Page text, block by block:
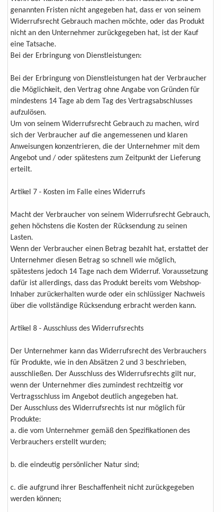
genannten Fristen nicht angegeben hat, dass er von seinem
Widerrufsrecht Gebrauch machen möchte, oder das Produkt
nicht an den Unternehmer zurückgegeben hat, ist der Kauf
eine Tatsache.
Bei der Erbringung von Dienstleistungen:
Bei der Erbringung von Dienstleistungen hat der Verbraucher
die Möglichkeit, den Vertrag ohne Angabe von Gründen für
mindestens 14 Tage ab dem Tag des Vertragsabschlusses
aufzulösen.
Um von seinem Widerrufsrecht Gebrauch zu machen, wird
sich der Verbraucher auf die angemessenen und klaren
Anweisungen konzentrieren, die der Unternehmer mit dem
Angebot und / oder spätestens zum Zeitpunkt der Lieferung
erteilt.
Artikel 7 - Kosten im Falle eines Widerrufs
Macht der Verbraucher von seinem Widerrufsrecht Gebrauch,
gehen höchstens die Kosten der Rücksendung zu seinen
Lasten.
Wenn der Verbraucher einen Betrag bezahlt hat, erstattet der
Unternehmer diesen Betrag so schnell wie möglich,
spätestens jedoch 14 Tage nach dem Widerruf. Voraussetzung
dafür ist allerdings, dass das Produkt bereits vom Webshop-
Inhaber zurückerhalten wurde oder ein schlüssiger Nachweis
über die vollständige Rücksendung erbracht werden kann.
Artikel 8 - Ausschluss des Widerrufsrechts
Der Unternehmer kann das Widerrufsrecht des Verbrauchers
für Produkte, wie in den Absätzen 2 und 3 beschrieben,
ausschließen. Der Ausschluss des Widerrufsrechts gilt nur,
wenn der Unternehmer dies zumindest rechtzeitig vor
Vertragsschluss im Angebot deutlich angegeben hat.
Der Ausschluss des Widerrufsrechts ist nur möglich für
Produkte:
a. die vom Unternehmer gemäß den Spezifikationen des
Verbrauchers erstellt wurden;
b. die eindeutig persönlicher Natur sind;
c. die aufgrund ihrer Beschaffenheit nicht zurückgegeben
werden können;